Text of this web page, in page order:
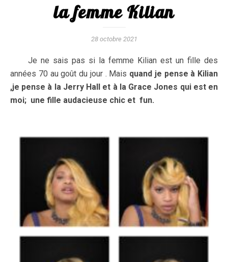
la femme Kilian
28 octobre 2021
Je ne sais pas si la femme Kilian est un fille des
années 70 au goût du jour . Mais quand je pense à Kilian
,je pense à la Jerry Hall et à la Grace Jones qui est en
moi; une fille audacieuse chic et fun.